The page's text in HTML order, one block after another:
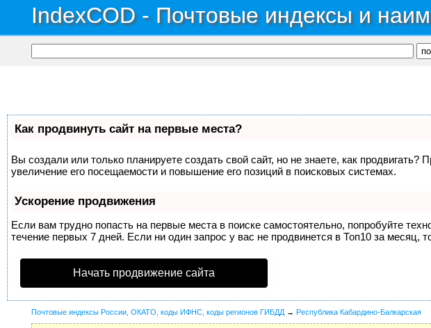
IndexCOD - Почтовые индексы и
Как продвинуть сайт на первые места?
Вы создали или только планируете создать свой сайт, но не знаете, как
увеличение его посещаемости и повышение его позиций в поисковых системах.
Ускорение продвижения
Если вам трудно попасть на первые места в поиске самостоятельно, попробуйте
течение первых 7 дней. Если ни один запрос у вас не продвинется в Топ10 за месяц,
Начать продвижение сайта
Почтовые индексы России, ОКАТО, коды ИФНС, коды регионов ГИБДД → Республика Кабардино-Балкарская